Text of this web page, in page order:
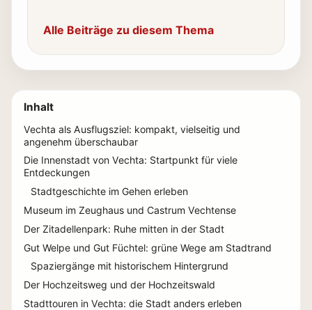
Alle Beiträge zu diesem Thema
Inhalt
Vechta als Ausflugsziel: kompakt, vielseitig und
angenehm überschaubar
Die Innenstadt von Vechta: Startpunkt für viele
Entdeckungen
Stadtgeschichte im Gehen erleben
Museum im Zeughaus und Castrum Vechtense
Der Zitadellenpark: Ruhe mitten in der Stadt
Gut Welpe und Gut Füchtel: grüne Wege am Stadtrand
Spaziergänge mit historischem Hintergrund
Der Hochzeitsweg und der Hochzeitswald
Stadttouren in Vechta: die Stadt anders erleben